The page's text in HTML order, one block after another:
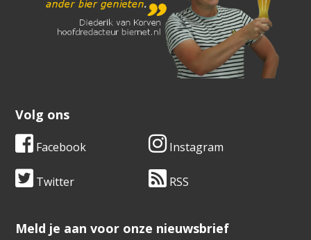
Volg ons
Facebook Instagram
Twitter RSS
​​​​​​​Meld je aan voor onze nieuwsbrief